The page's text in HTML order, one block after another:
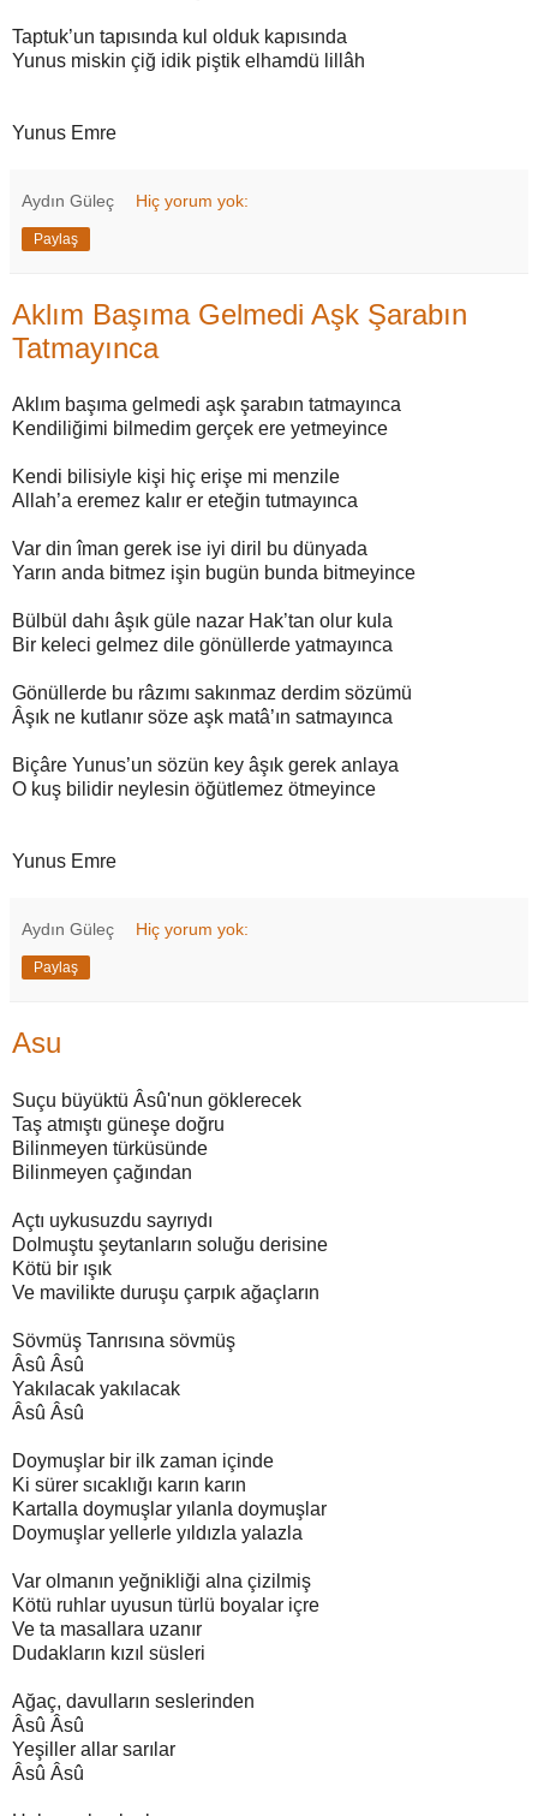
Taptuk’un tapısında kul olduk kapısında
Yunus miskin çiğ idik piştik elhamdü lillâh
Yunus Emre
Aydın Güleç Hiç yorum yok:
Paylaş
Aklım Başıma Gelmedi Aşk Şarabın
Tatmayınca
Aklım başıma gelmedi aşk şarabın tatmayınca
Kendiliğimi bilmedim gerçek ere yetmeyince
Kendi bilisiyle kişi hiç erişe mi menzile
Allah’a eremez kalır er eteğin tutmayınca
Var din îman gerek ise iyi diril bu dünyada
Yarın anda bitmez işin bugün bunda bitmeyince
Bülbül dahı âşık güle nazar Hak’tan olur kula
Bir keleci gelmez dile gönüllerde yatmayınca
Gönüllerde bu râzımı sakınmaz derdim sözümü
Âşık ne kutlanır söze aşk matâ’ın satmayınca
Biçâre Yunus’un sözün key âşık gerek anlaya
O kuş bilidir neylesin öğütlemez ötmeyince
Yunus Emre
Aydın Güleç Hiç yorum yok:
Paylaş
Asu
Suçu büyüktü Âsû'nun göklerecek
Taş atmıştı güneşe doğru
Bilinmeyen türküsünde
Bilinmeyen çağından
Açtı uykusuzdu sayrıydı
Dolmuştu şeytanların soluğu derisine
Kötü bir ışık
Ve mavilikte duruşu çarpık ağaçların
Sövmüş Tanrısına sövmüş
Âsû Âsû
Yakılacak yakılacak
Âsû Âsû
Doymuşlar bir ilk zaman içinde
Ki sürer sıcaklığı karın karın
Kartalla doymuşlar yılanla doymuşlar
Doymuşlar yellerle yıldızla yalazla
Var olmanın yeğnikliği alna çizilmiş
Kötü ruhlar uyusun türlü boyalar içre
Ve ta masallara uzanır
Dudakların kızıl süsleri
Ağaç, davulların seslerinden
Âsû Âsû
Yeşiller allar sarılar
Âsû Âsû